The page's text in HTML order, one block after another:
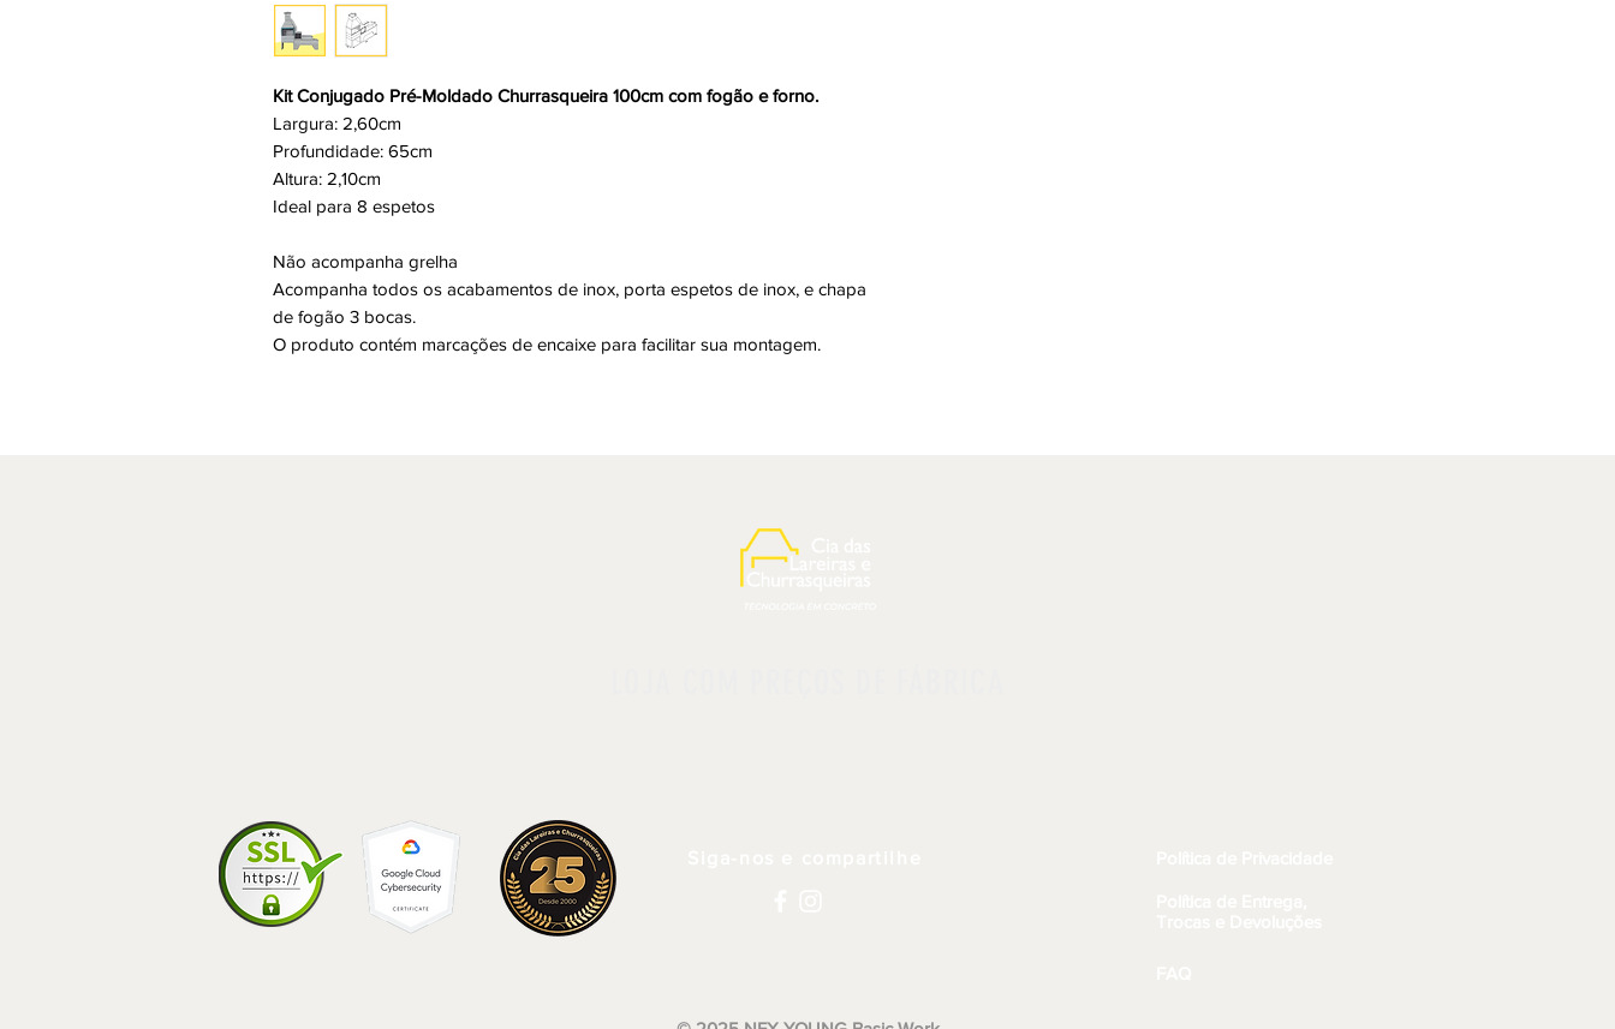
Kit Conjugado Pré-Moldado Churrasqueira 100cm com fogão e forno.
Largura: 2,60cm
Profundidade: 65cm
Altura: 2,10cm
Ideal para 8 espetos
Não acompanha grelha
Acompanha todos os acabamentos de inox, porta espetos de inox, e chapa
de fogão 3 bocas.
O produto contém marcações de encaixe para facilitar sua montagem.